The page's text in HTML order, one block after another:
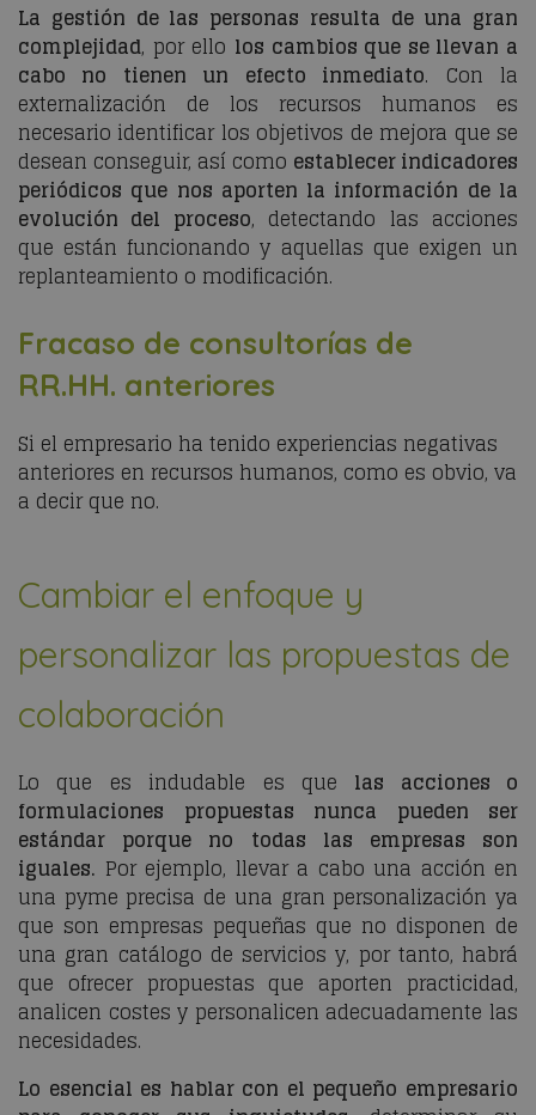
La gestión de las personas resulta de una gran
complejidad, por ello los cambios que se llevan a
cabo no tienen un efecto inmediato. Con la
externalización de los recursos humanos es
necesario identificar los objetivos de mejora que se
desean conseguir, así como establecer indicadores
periódicos que nos aporten la información de la
evolución del proceso, detectando las acciones
que están funcionando y aquellas que exigen un
replanteamiento o modificación.
Fracaso de consultorías de
RR.HH. anteriores
Si el empresario ha tenido experiencias negativas
anteriores en recursos humanos, como es obvio, va
a decir que no.
Cambiar el enfoque y
personalizar las propuestas de
colaboración
Lo que es indudable es que las acciones o
formulaciones propuestas nunca pueden ser
estándar porque no todas las empresas son
iguales. Por ejemplo, llevar a cabo una acción en
una pyme precisa de una gran personalización ya
que son empresas pequeñas que no disponen de
una gran catálogo de servicios y, por tanto, habrá
que ofrecer propuestas que aporten practicidad,
analicen costes y personalicen adecuadamente las
necesidades.
Lo esencial es hablar con el pequeño empresario